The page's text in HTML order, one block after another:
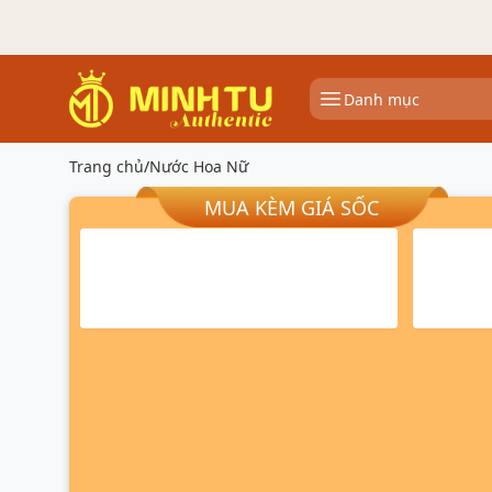
Danh mục
Trang chủ/Nước Hoa Nữ
MUA KÈM GIÁ SỐC